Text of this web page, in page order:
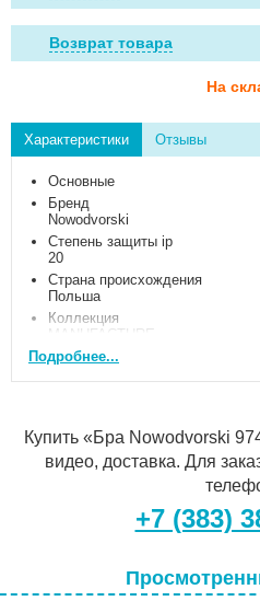
Возврат товара
На
Характеристики Отзывы
Основные
Бренд
Nowodvorski
Степень защиты ip
20
Страна происхождения
Польша
Коллекция
MANUFACTURE
Артикул
Лофт
Форма
Круг
Цвет плафона
Материал арматуры
Подробнее...
Купить «Бра Nowodvorski
видео, доставка. Для
+7 (383)